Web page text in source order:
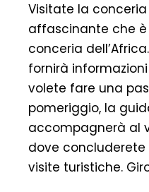
Visitate la
affascinante che
conceria
fornirà
volete fare una
pomeriggio, la
accompagnerà al
dove
visite turistiche.